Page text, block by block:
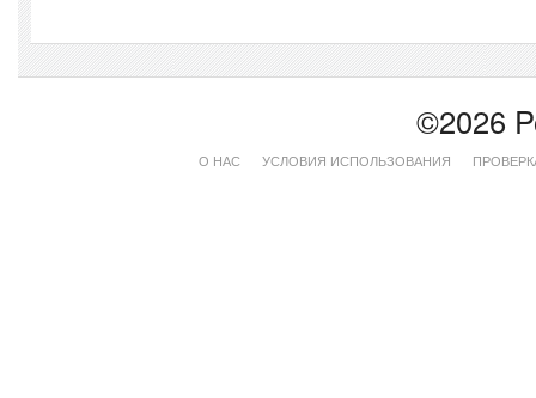
©2026
О НАС УСЛОВИЯ ИСПОЛЬЗОВАНИЯ